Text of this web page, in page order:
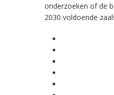
onderzoeken of de
2030 voldoende